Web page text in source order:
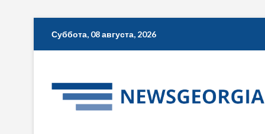
Суббота, 08 августа, 2026